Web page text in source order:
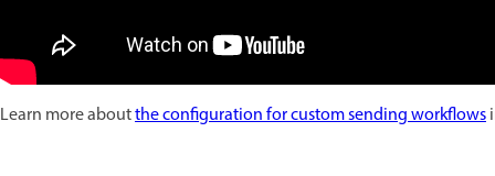
Learn more aboutthe configuration for custom sending workflows